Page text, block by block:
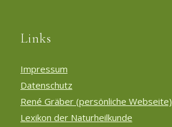
Links
Impressum
Datenschutz
René Gräber (persönliche Webseite)
Lexikon der Naturheilkunde